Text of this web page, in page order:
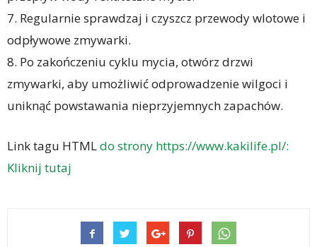
7. Regularnie sprawdzaj i czyszcz przewody wlotowe i
odpływowe zmywarki.
8. Po zakończeniu cyklu mycia, otwórz drzwi
zmywarki, aby umożliwić odprowadzenie wilgoci i
uniknąć powstawania nieprzyjemnych zapachów.
Link tagu HTMLdo strony https://www.kakilife.pl/:
Kliknij tutaj